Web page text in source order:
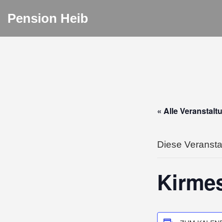
Pension Heib
« Alle
Diese